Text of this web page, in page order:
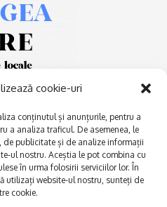
cookie-uri
conținutul și anunțurile, pentru a
a analiza traficul. De asemenea, le
de publicitate și de analize informații
ul nostru. Aceștia le pot combina cu
în urma folosirii serviciilor lor. În
utilizați website-ul nostru, sunteți de
cookie.
Afaceri și meșteșuguri
Actualitate